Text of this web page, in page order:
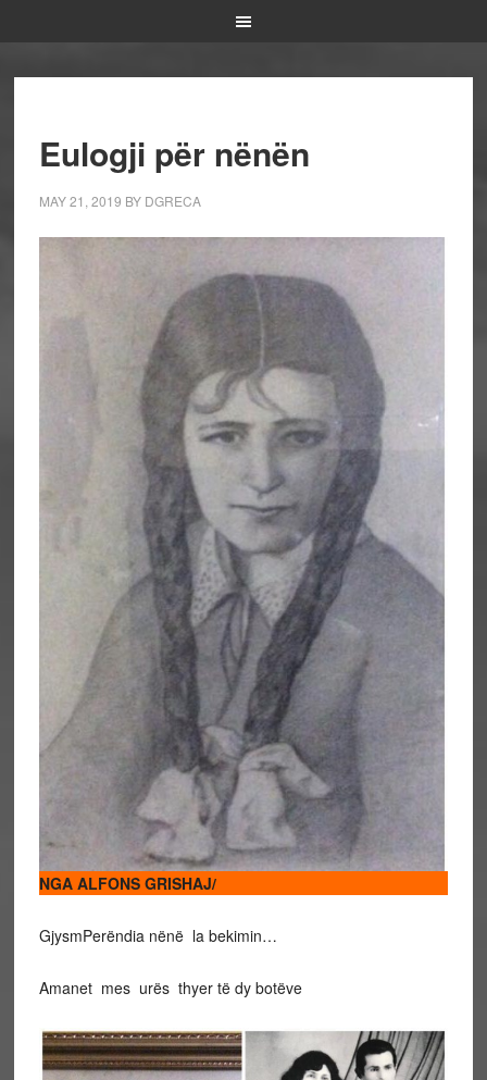
Eulogji për nënën
MAY 21, 2019 BY DGRECA
NGA ALFONS GRISHAJ/
GjysmPerëndia nënë la bekimin…
Amanet mes urës thyer të dy botëve